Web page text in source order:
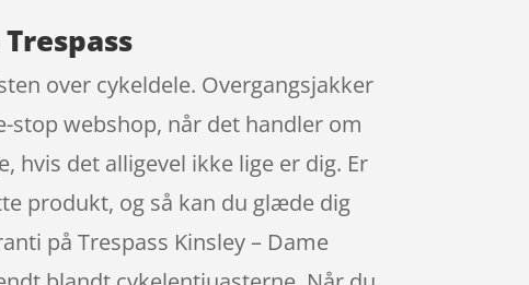
over cykeldele. Overgangsjakker
stop webshop, når det handler om
hvis det alligevel ikke lige er dig. Er
produkt, og så kan du glæde dig
på Trespass Kinsley – Dame